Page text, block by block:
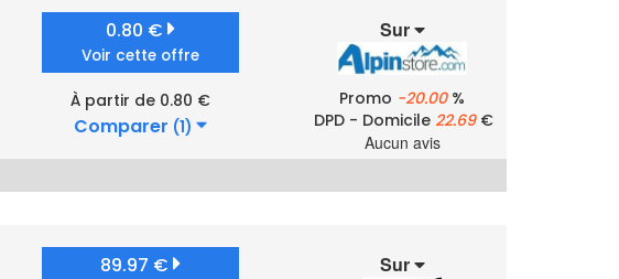
0.80 €
Voir cette offre
À partir de 0.80 €
Comparer (1)
Sur
Promo -20.00%
DPD - Domicile 22.69€
Aucun avis
89.97 € Sur